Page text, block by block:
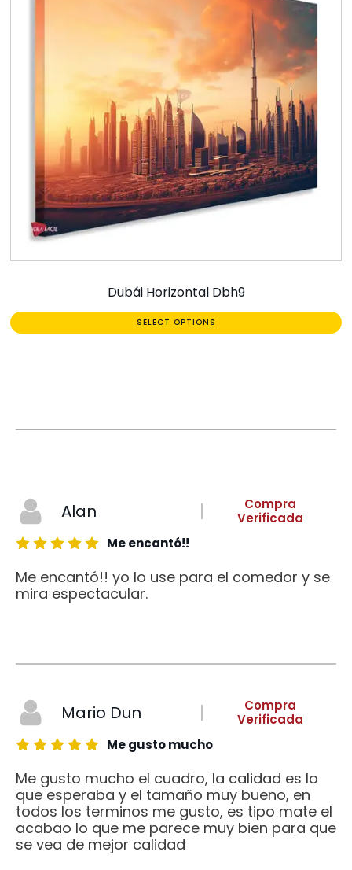
Dubái Horizontal Dbh9
SELECT OPTIONS
Alan
Compra
Verificada
Me encantó!!
Me encantó!! yo lo use para el comedor y se
mira espectacular.
Mario Dun
Compra
Verificada
Me gusto mucho
Me gusto mucho el cuadro, la calidad es lo
que esperaba y el tamaño muy bueno, en
todos los terminos me gusto, es tipo mate el
acabao lo que me parece muy bien para que
se vea de mejor calidad